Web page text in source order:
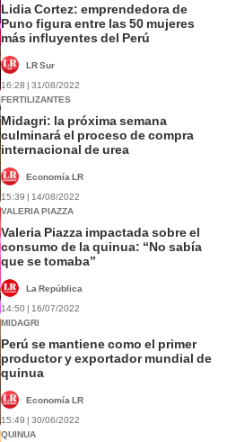
Lidia Cortez: emprendedora de
Puno figura entre las 50 mujeres
más influyentes del Perú
LR Sur
16:28 | 31/08/2022
FERTILIZANTES
Midagri: la próxima semana
culminará el proceso de compra
internacional de urea
Economía LR
15:39 | 14/08/2022
VALERIA PIAZZA
Valeria Piazza impactada sobre el
consumo de la quinua: “No sabía
que se tomaba”
La República
14:50 | 16/07/2022
MIDAGRI
Perú se mantiene como el primer
productor y exportador mundial de
quinua
Economía LR
15:49 | 30/06/2022
QUINUA